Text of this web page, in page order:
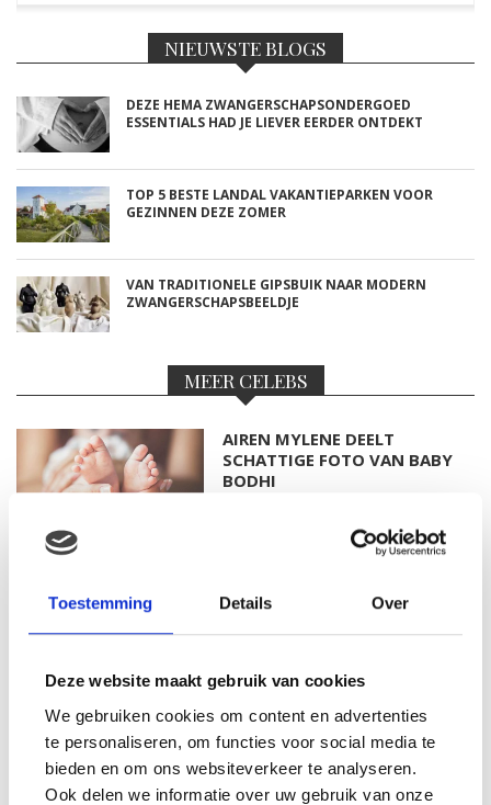
Toestemming Details Over
Deze website maakt gebruik van cookies
We gebruiken cookies om content en advertenties
te personaliseren, om functies voor social media te
bieden en om ons websiteverkeer te analyseren.
Ook delen we informatie over uw gebruik van onze
NIEUWSTE BLOGS
DEZE HEMA ZWANGERSCHAPSONDERGOED
ESSENTIALS HAD JE LIEVER EERDER ONTDEKT
TOP 5 BESTE LANDAL VAKANTIEPARKEN VOOR
GEZINNEN DEZE ZOMER
VAN TRADITIONELE GIPSBUIK NAAR MODERN
ZWANGERSCHAPSBEELDJE
MEER CELEBS
AIREN MYLENE DEELT
SCHATTIGE FOTO VAN BABY
BODHI
MET DOCHTERTJE SCOTTIE
KIM KÖTTER DEELT PRACHTIGE
GEZINSFOTO MET HAAR
MANNEN